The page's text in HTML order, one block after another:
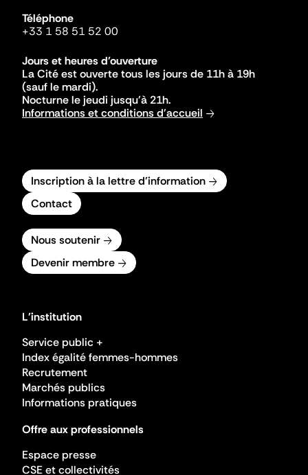
Téléphone
+33 1 58 51 52 00
Jours et heures d'ouverture
La Cité est ouverte tous les jours de 11h à 19h
(sauf le mardi).
Nocturne le jeudi jusqu'à 21h.
Informations et conditions d'accueil
Inscription à la lettre d'information
Contact
Nous soutenir
Devenir membre
L'institution
Service public +
Index égalité femmes-hommes
Recrutement
Marchés publics
Informations pratiques
Offre aux professionnels
Espace presse
CSE et collectivités